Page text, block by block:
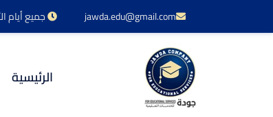
jawda.edu@gmail.com جميع أيام
الرئيسية